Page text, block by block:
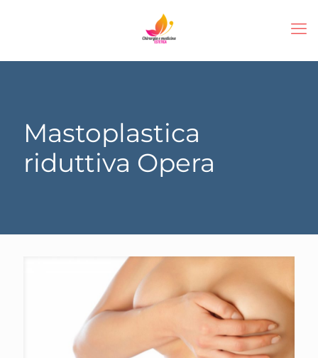
Mastoplastica
riduttiva Opera